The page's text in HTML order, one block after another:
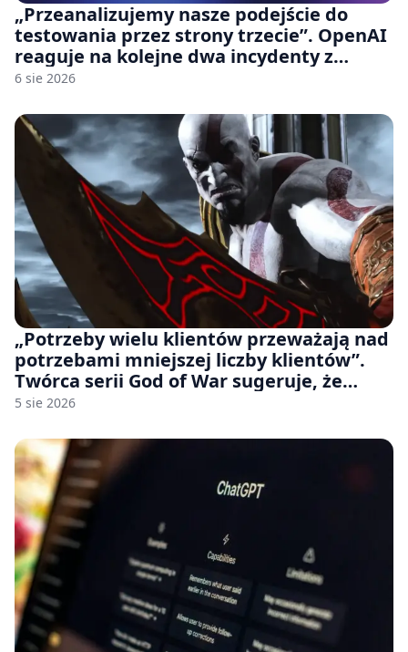
„Przeanalizujemy nasze podejście do
testowania przez strony trzecie”. OpenAI
reaguje na kolejne dwa incydenty z
udziałem autorskich modeli
6 sie 2026
„Potrzeby wielu klientów przeważają nad
potrzebami mniejszej liczby klientów”.
Twórca serii God of War sugeruje, że
rozumie, dlaczego Sony rezygnuje z gier
5 sie 2026